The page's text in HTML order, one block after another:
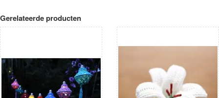
Gerelateerde producten